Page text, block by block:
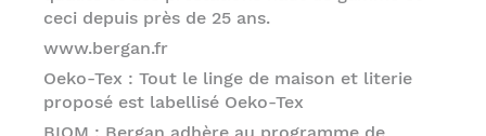
ceci depuis près de 25 ans.
www.bergan.fr
Oeko-Tex : Tout le linge de maison et literie
proposé est labellisé Oeko-Tex